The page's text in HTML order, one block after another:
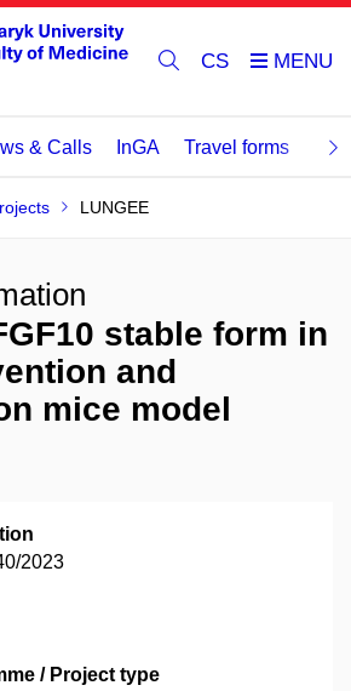
CS
& Calls InGA Travel forms
LUNGEE
stable form in
and
mice model
2023
/ Project type